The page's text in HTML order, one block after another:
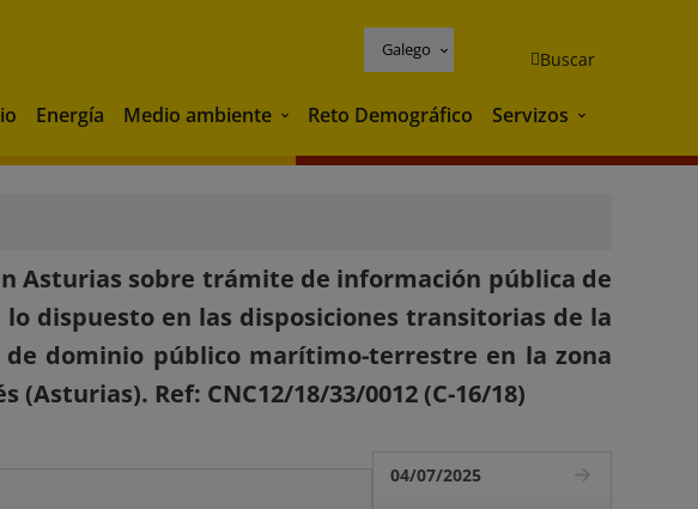
Galego Buscar
Energía Medio ambiente Medio ambiente
Reto Demográfico Servizos Servizos
Asturias sobre trámite de información pública de
dispuesto en las disposiciones transitorias de la
de dominio público marítimo-terrestre en la zona
Ref: CNC12/18/33/0012 (C-16/18)
04/07/2025